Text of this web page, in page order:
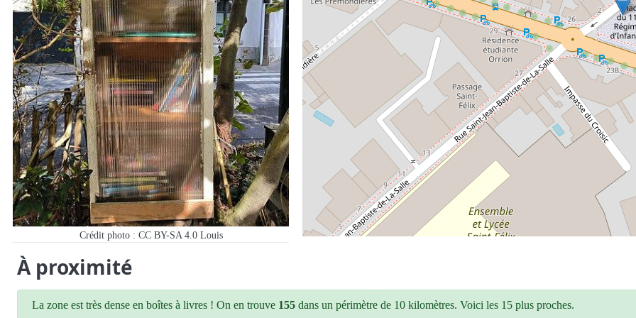
Crédit photo : CC BY-SA 4.0 Louis
À proximité
La zone est très dense en boîtes à livres ! On en trouve 155 dans un périmètre de 10 kilomètres. Voici les 15 plus proches.